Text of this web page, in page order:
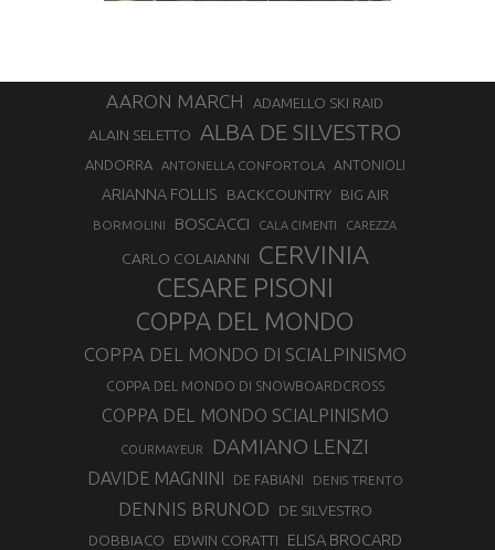
AARON MARCH ADAMELLO SKI RAID
ALAIN SELETTO ALBA DE SILVESTRO
ANDORRA ANTONELLA CONFORTOLA ANTONIOLI
ARIANNA FOLLIS BACKCOUNTRY BIG AIR
BORMOLINI BOSCACCI CALA CIMENTI CAREZZA
CARLO COLAIANNI CERVINIA
CESARE PISONI
COPPA DEL MONDO
COPPA DEL MONDO DI SCIALPINISMO
COPPA DEL MONDO DI SNOWBOARDCROSS
COPPA DEL MONDO SCIALPINISMO
COURMAYEUR DAMIANO LENZI
DAVIDE MAGNINI DE FABIANI DENIS TRENTO
DENNIS BRUNOD DE SILVESTRO
DOBBIACO EDWIN CORATTI ELISA BROCARD